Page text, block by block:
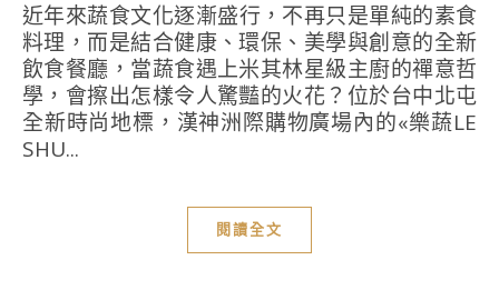
近年來蔬食文化逐漸盛行，不再只是單純的素食
料理，而是結合健康、環保、美學與創意的全新
飲食餐廳，當蔬食遇上米其林星級主廚的禪意哲
學，會擦出怎樣令人驚豔的火花？位於台中北屯
全新時尚地標，漢神洲際購物廣場內的«樂蔬LE
SHU...
閱讀全文